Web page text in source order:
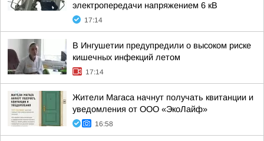
электропередачи напряжением 6 кВ
17:14
В Ингушетии предупредили о высоком риске
кишечных инфекций летом
17:14
Жители Магаса начнут получать квитанции и
уведомления от ООО «ЭкоЛайф»
16:58